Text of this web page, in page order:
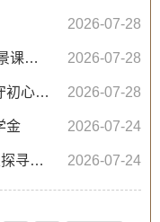
2026-07-28
足红色资源建好乡镇党校 深耕实景课堂砥砺初心使命 2026-07-28
【寿州工匠系列报道】深耕稻海守初心 种业匠心护粮安——记第四届“寿州工匠”张祖普 2026-07-28
金 2026-07-24
“候鸟归巢”实践团走进寿县正阳关探寻淮河大鼓与淮曲 2026-07-24